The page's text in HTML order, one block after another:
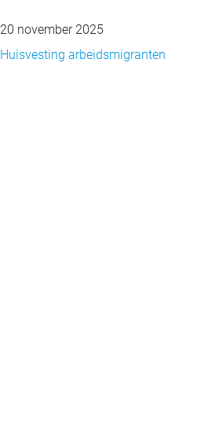
20 november 2025
Huisvesting arbeidsmigranten